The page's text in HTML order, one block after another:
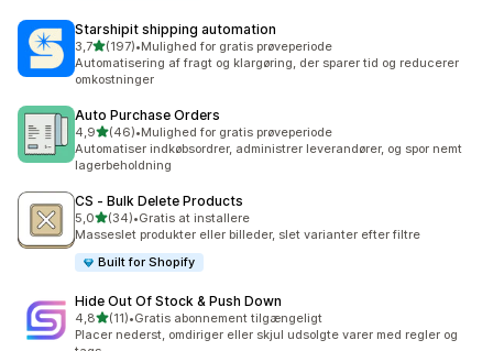
Starshipit shipping automation
3,7ud af 5 stjerner
(197)
197 anmeldelser i alt
•Mulighed for gratis prøveperiode
Automatisering af fragt og klargøring, der sparer tid og reducerer
omkostninger
Auto Purchase Orders
4,9ud af 5 stjerner
(46)
46 anmeldelser i alt
•Mulighed for gratis prøveperiode
Automatiser indkøbsordrer, administrer leverandører, og spor nemt
lagerbeholdning
CS ‑ Bulk Delete Products
5,0ud af 5 stjerner
(34)
34 anmeldelser i alt
•Gratis at installere
Masseslet produkter eller billeder, slet varianter efter filtre
Built for Shopify
Hide Out Of Stock & Push Down
4,8ud af 5 stjerner
(11)
11 anmeldelser i alt
•Gratis abonnement tilgængeligt
Placer nederst, omdiriger eller skjul udsolgte varer med regler og